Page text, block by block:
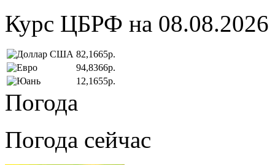
Курс ЦБРФ на 08.08.2026
82,1665р.
94,8366р.
12,1655р.
Погода
Погода сейчас